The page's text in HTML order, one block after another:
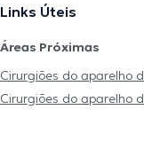
Links Úteis
Áreas Próximas
Cirurgiões do aparelho
Cirurgiões do aparelho